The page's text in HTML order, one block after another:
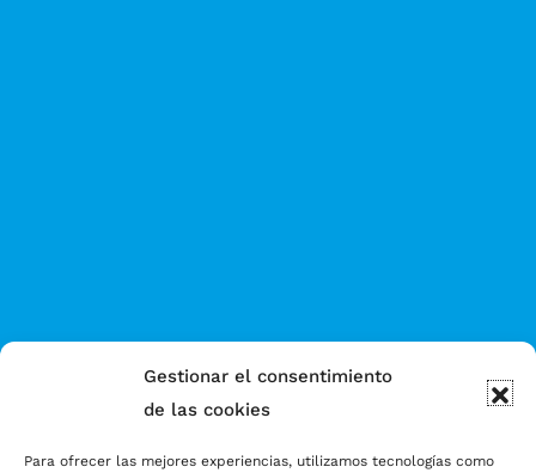
Gestionar el consentimiento
de las cookies
Para ofrecer las mejores experiencias, utilizamos tecnologías como